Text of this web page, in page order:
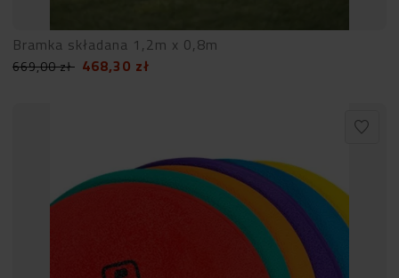
Bramka składana 1,2m x 0,8m
669,00zł 468,30 zł